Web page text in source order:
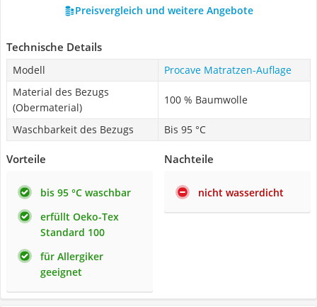
Preisvergleich und weitere Angebote
Technische Details
Modell
Procave Matratzen-Auflage
Material des Bezugs
(Obermaterial)
100 % Baumwolle
Waschbarkeit des Bezugs Bis 95 °C
Vorteile
bis 95 °C waschbar
erfüllt Oeko-Tex
Standard 100
für Allergiker
geeignet
Nachteile
nicht wasserdicht